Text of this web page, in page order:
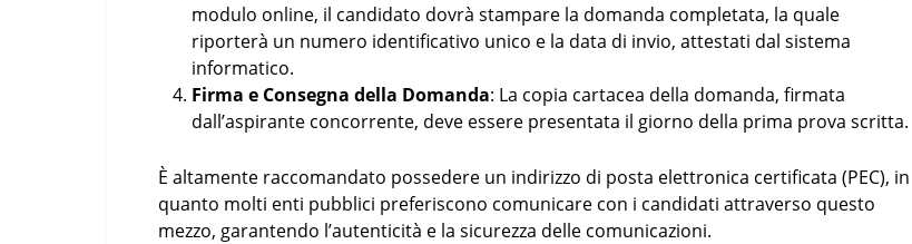
modulo online, il candidato dovrà stampare la domanda completata, la quale
riporterà un numero identificativo unico e la data di invio, attestati dal sistema
informatico.
Firma e Consegna della Domanda: La copia cartacea della domanda, firmata
dall’aspirante concorrente, deve essere presentata il giorno della prima prova scritta.
È altamente raccomandato possedere un indirizzo di posta elettronica certificata (PEC), in
quanto molti enti pubblici preferiscono comunicare con i candidati attraverso questo
mezzo, garantendo l’autenticità e la sicurezza delle comunicazioni.